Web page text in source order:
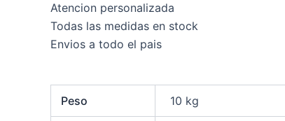
Atencion personalizada
Todas las medidas en stock
Envios a todo el pais
Peso 10 kg